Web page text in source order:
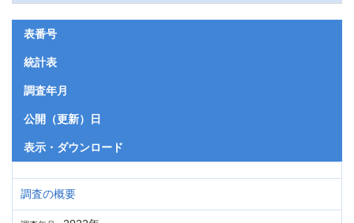
表番号
統計表
調査年月
公開（更新）日
表示・ダウンロード
調査の概要